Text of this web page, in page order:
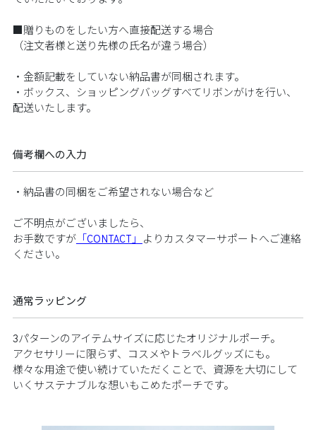
■贈りものをしたい方へ直接配送する場合
（注文者様と送り先様の氏名が違う場合）
・金額記載をしていない納品書が同梱されます。
・ボックス、ショッピングバッグすべてリボンがけを行い、
配送いたします。
備考欄への入力
・納品書の同梱をご希望されない場合など
ご不明点がございましたら、
お手数ですが「CONTACT」よりカスタマーサポートへご連絡
ください。
通常ラッピング
3パターンのアイテムサイズに応じたオリジナルポーチ。
アクセサリーに限らず、コスメやトラベルグッズにも。
様々な用途で使い続けていただくことで、資源を大切にして
いくサステナブルな想いもこめたポーチです。